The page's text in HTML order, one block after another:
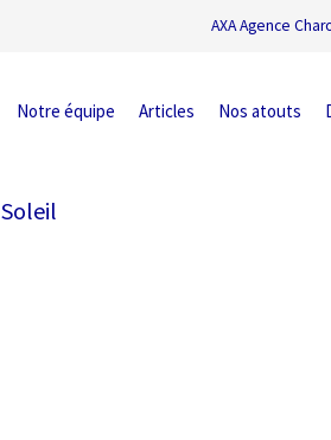
AXA Agence
Notre équipe Articles Nos atouts
Soleil